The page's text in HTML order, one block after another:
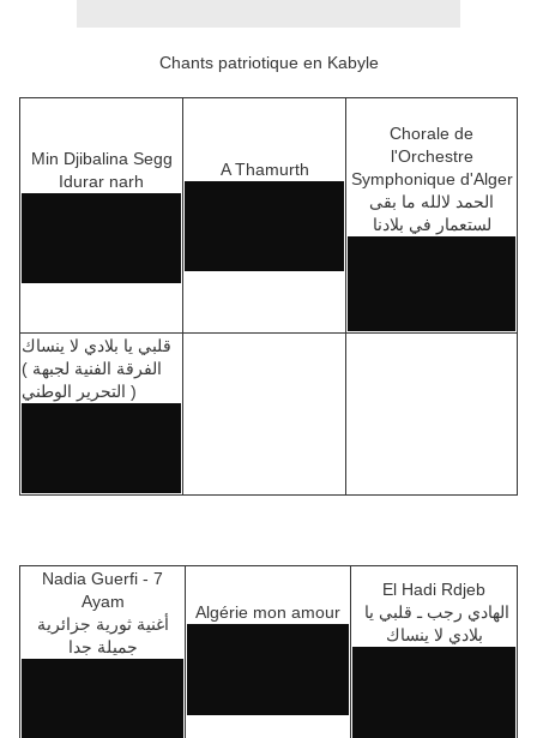
Chants patriotique en Kabyle
Min Djibalina Segg
Idurar narh
A Thamurth
Chorale de
l'Orchestre
Symphonique d'Alger
الحمد لالله ما بقى
لستعمار في بلادنا
قلبي يا بلادي لا ينساك
( الفرقة الفنية لجبهة
التحرير الوطني )
Nadia Guerfi - 7
Ayam
أغنية ثورية جزائرية
جميلة جدا
Algérie mon amour
El Hadi Rdjeb
بلادي لا ينساك